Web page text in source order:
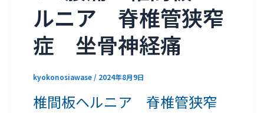
ルニア 脊椎管狭窄
症 坐骨神経痛
kyokonosiawase / 2024年8月9日
椎間板ヘルニア 脊椎管狭窄